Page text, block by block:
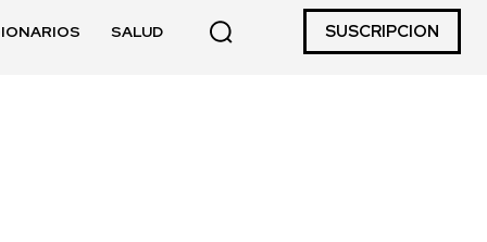
SALUD SUSCRIPCION